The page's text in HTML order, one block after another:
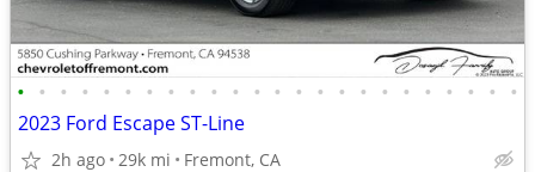
• • • • • • • • • • • • • • • • • • • • • • • •
2023 Ford Escape ST-Line
2h ago 29k mi Fremont, CA